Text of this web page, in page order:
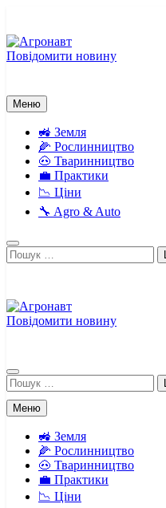
вмісту
Повідомити новину
Меню
🚜 Земля
🌽 Рослинництво
🐽 Тваринництво
💼 Практики
📉 Ціни
🔧 Agro & Auto
Пошук:
Повідомити новину
Пошук:
Меню
🚜 Земля
🌽 Рослинництво
🐽 Тваринництво
💼 Практики
📉 Ціни